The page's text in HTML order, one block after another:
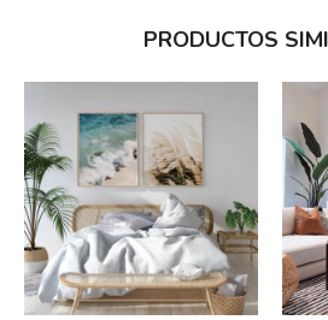
PRODUCTOS